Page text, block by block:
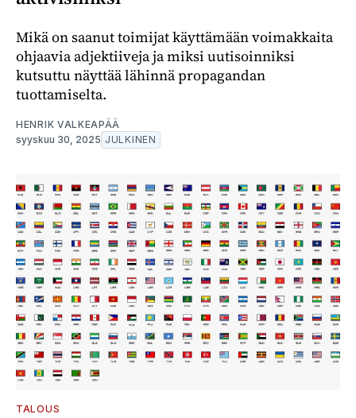
Mikä on saanut toimijat käyttämään voimakkaita
ohjaavia adjektiiveja ja miksi uutisoinniksi
kutsuttu näyttää lähinnä propagandan
tuottamiselta.
HENRIK VALKEAPÄÄ
syyskuu 30, 2025 JULKINEN
TALOUS